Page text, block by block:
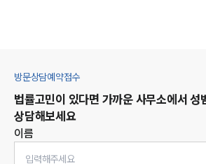
방문상담예약접수
법률고민이 있다면 가까운 사무소에서 성
상담해보세요
이름